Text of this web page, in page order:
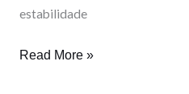
estabilidade
Read More »